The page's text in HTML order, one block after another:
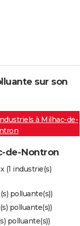
sur son
à Milhac-de-
de-Nontron
(1 industrie(s)
polluante(s))
polluante(s))
polluante(s))